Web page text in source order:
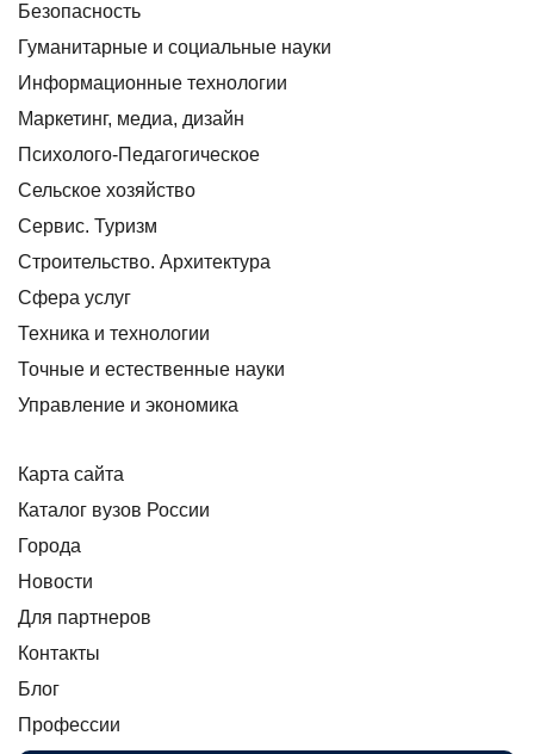
Безопасность
Гуманитарные и социальные науки
Информационные технологии
Маркетинг, медиа, дизайн
Психолого-Педагогическое
Сельское хозяйство
Сервис. Туризм
Строительство. Архитектура
Сфера услуг
Техника и технологии
Точные и естественные науки
Управление и экономика
Карта сайта
Каталог вузов России
Города
Новости
Для партнеров
Контакты
Блог
Профессии